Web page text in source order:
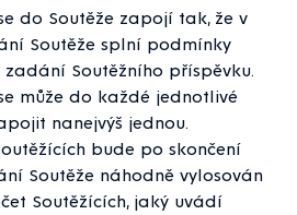
do Soutěže zapojí tak, že v
Soutěže splní podmínky
zadání Soutěžního příspěvku.
může do každé jednotlivé
nanejvýš jednou.
bude po skončení
Soutěže náhodně vylosován
Soutěžících, jaký uvádí